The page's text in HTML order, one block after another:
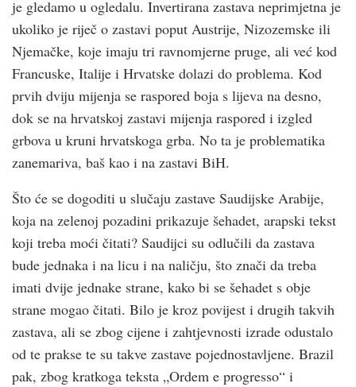
je gledamo u ogledalu. Invertirana zastava neprimjetna je
ukoliko je riječ o zastavi poput Austrije, Nizozemske ili
Njemačke, koje imaju tri ravnomjerne pruge, ali već kod
Francuske, Italije i Hrvatske dolazi do problema. Kod
prvih dviju mijenja se raspored boja s lijeva na desno,
dok se na hrvatskoj zastavi mijenja raspored i izgled
grbova u kruni hrvatskoga grba. No ta je problematika
zanemariva, baš kao i na zastavi BiH.
Što će se dogoditi u slučaju zastave Saudijske Arabije,
koja na zelenoj pozadini prikazuje šehadet, arapski tekst
koji treba moći čitati? Saudijci su odlučili da zastava
bude jednaka i na licu i na naličju, što znači da treba
imati dvije jednake strane, kako bi se šehadet s obje
strane mogao čitati. Bilo je kroz povijest i drugih takvih
zastava, ali se zbog cijene i zahtjevnosti izrade odustalo
od te prakse te su takve zastave pojednostavljene. Brazil
pak, zbog kratkoga teksta „Ordem e progresso“ i